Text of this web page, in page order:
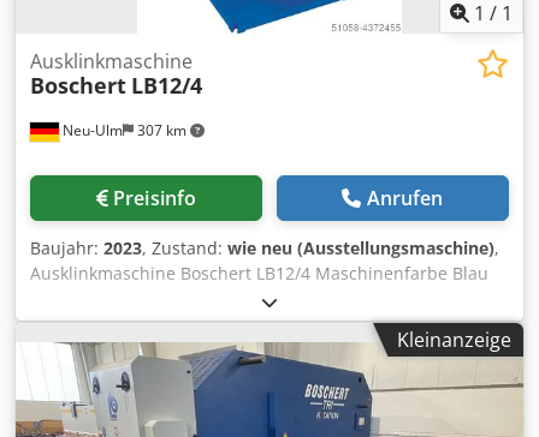
1 / 1
Neu-Ulm 307 km
Ausklinkmaschine
Boschert LB12/4
Preisinfo Anrufen
Baujahr: 2023, Zustand: wie neu (Ausstellungsmaschine),
Ausklinkmaschine Boschert LB12/4 Maschinenfarbe Blau
Ral 5017 Schnittwinkel 90° Schnittleistung 4 mm St42 3
mm Edelstahl Anschlussleistung 4kW Gewicht 760 kg
Maschine ausgestattet mit 2 Anschlaegen mit
verschiebbarer Anschlagleiste 300 mm Djdpfefgq Uiex
Anwekr Innenanschlag zum Streifen schneiden bis 225
mm Plexischutz CE und Neumaschinengarantie
Kleinanzeige